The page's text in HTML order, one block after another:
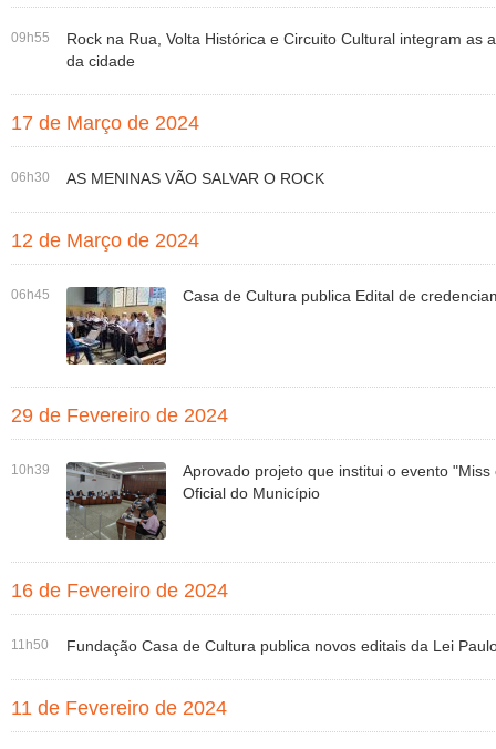
09h55
Rock na Rua, Volta Histórica e Circuito Cultural integram as
da cidade
17 de Março de 2024
06h30 AS MENINAS VÃO SALVAR O ROCK
12 de Março de 2024
06h45 Casa de Cultura publica Edital de
29 de Fevereiro de 2024
10h39
Aprovado projeto que institui o evento
Oficial do Município
16 de Fevereiro de 2024
11h50 Fundação Casa de Cultura publica novos editais da Lei
11 de Fevereiro de 2024